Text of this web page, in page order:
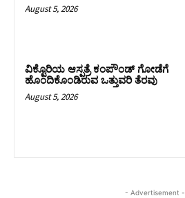
August 5, 2026
ವಿಕ್ಟೊರಿಯ ಆಸ್ಪತ್ರೆ ಕಂಪೌಂಡ್ ಗೋಡೆಗೆ
ಹೊಂದಿಕೊಂಡಿರುವ ಒತ್ತುವರಿ ತೆರವು
August 5, 2026
- Advertisement -